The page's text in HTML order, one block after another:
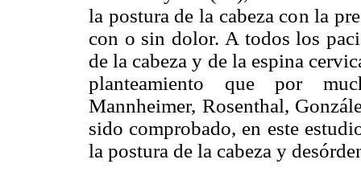
la postura de la cabeza con la
con o sin dolor. A todos los
de la cabeza y de la espina
planteamiento que por
Mannheimer, Rosenthal,
sido comprobado, en este
la postura de la cabeza y